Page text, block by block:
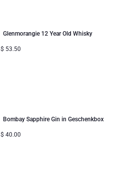
Glenmorangie 12 Year Old Whisky
$ 53.50
Bombay Sapphire Gin in Geschenkbox
$ 40.00